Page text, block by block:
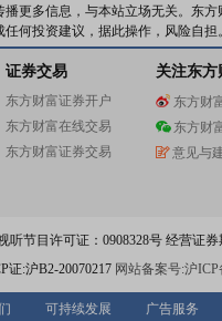
更多信息，与本站立场无关。东
何投资建议，据此操作，风险自担